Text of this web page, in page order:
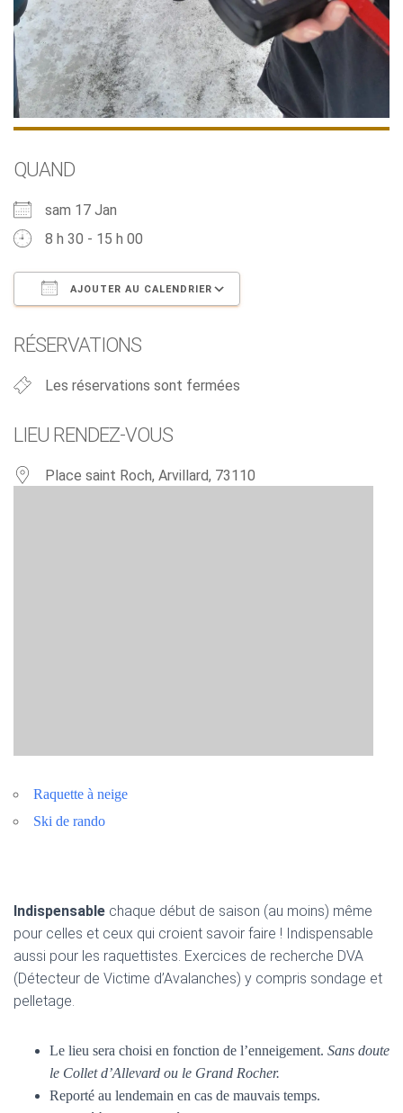
QUAND
sam 17 Jan
8 h 30 - 15 h 00
AJOUTER AU CALENDRIER
RÉSERVATIONS
Les réservations sont fermées
LIEU RENDEZ-VOUS
Place saint Roch, Arvillard, 73110
Raquette à neige
Ski de rando
Indispensable chaque début de saison (au moins) même
pour celles et ceux qui croient savoir faire ! Indispensable
aussi pour les raquettistes. Exercices de recherche DVA
(Détecteur de Victime d’Avalanches) y compris sondage et
pelletage.
Le lieu sera choisi en fonction de l’enneigement. Sans doute
le Collet d’Allevard ou le Grand Rocher.
Reporté au lendemain en cas de mauvais temps.